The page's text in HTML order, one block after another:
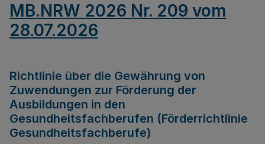
MB.NRW 2026 Nr. 209 vom
28.07.2026
Richtlinie über die Gewährung von
Zuwendungen zur Förderung der
Ausbildungen in den
Gesundheitsfachberufen (Förderrichtlinie
Gesundheitsfachberufe)